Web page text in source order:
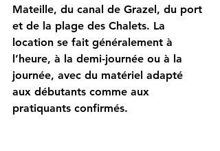
Mateille, du canal de Grazel, du port
et de la plage des Chalets. La
location se fait généralement à
l’heure, à la demi-journée ou à la
journée, avec du matériel adapté
aux débutants comme aux
pratiquants confirmés.